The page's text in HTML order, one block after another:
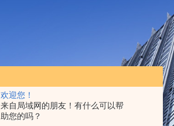
欢迎您！
来自局域网的朋友！有什么可以帮
助您的吗？